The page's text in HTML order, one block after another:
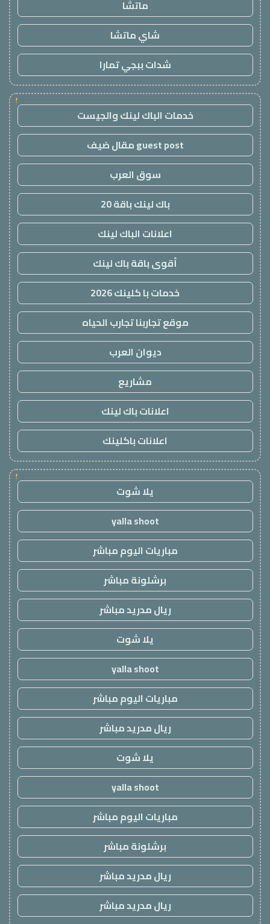
ماتشا
شاي ماتشا
شدات ببجي تمارا
!
خدمات الباك لينك والجيست
guest post مقال ضيف
سوق العرب
باك لينك باقة 20
اعلانات الباك لينك
أقوى باقة باك لينك
خدمات با كلينك 2026
موقع تجاربنا تجارب الحياه
ديوان العرب
مشاريع
اعلانات باك لينك
اعلانات باكلينك
!
يلا شوت
yalla shoot
مباريات اليوم مباشر
برشلونة مباشر
ريال مدريد مباشر
يلا شوت
yalla shoot
مباريات اليوم مباشر
ريال مدريد مباشر
يلا شوت
yalla shoot
مباريات اليوم مباشر
برشلونة مباشر
ريال مدريد مباشر
ريال مدريد مباشر